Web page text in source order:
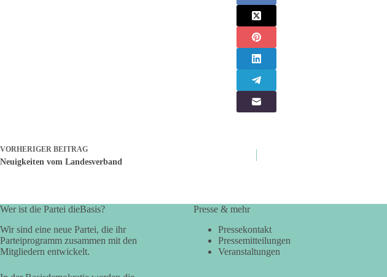
VORHERIGER BEITRAG
Neuigkeiten vom Landesverband
Wer ist die Partei dieBasis?
Wir sind eine neue Partei, die ihr
Parteiprogramm zusammen mit den
Mitgliedern entwickelt.
Presse & mehr
Pressekontakt
Pressemitteilungen
Veranstaltungen